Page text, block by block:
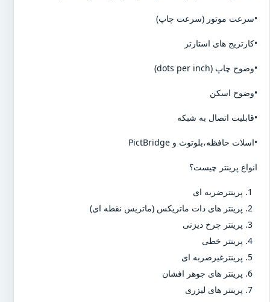
•سرعت موتور (سرعت چاپ)
•کارتریج های استارتر
•وضوح چاپ (dots per inch)
•وضوح اسکن
•قابلیت اتصال به شبکه
•اسلات حافظه،بلوتوث و PictBridge
انواع پرینتر چیست؟
پرینترضربه ای
پرینتر های دات ماتریکس (ماتریس نقطه ای)
پرینتر چرخ دیزنی
پرینتر خطی
پرینترغیرضربه ای
پرینتر های جوهر افشان
پرینتر های لیزری